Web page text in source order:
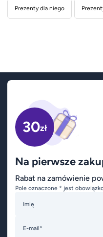
Prezenty dla niego
30zł
Na pierwsze
Rabat na zamówienie
Pole oznaczone * jest
Imię
E-mail*